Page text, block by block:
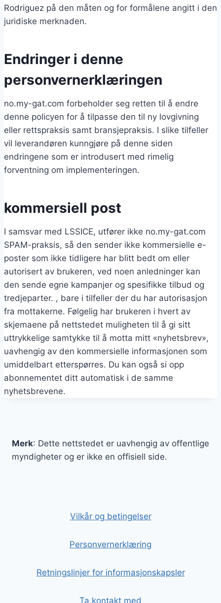
Rodriguez på den måten og for formålene angitt i den
juridiske merknaden.
Endringer i denne
personvernerklæringen
no.my-gat.com forbeholder seg retten til å endre
denne policyen for å tilpasse den til ny lovgivning
eller rettspraksis samt bransjepraksis. I slike tilfeller
vil leverandøren kunngjøre på denne siden
endringene som er introdusert med rimelig
forventning om implementeringen.
kommersiell post
I samsvar med LSSICE, utfører ikke no.my-gat.com
SPAM-praksis, så den sender ikke kommersielle e-
poster som ikke tidligere har blitt bedt om eller
autorisert av brukeren, ved noen anledninger kan
den sende egne kampanjer og spesifikke tilbud og
tredjeparter. , bare i tilfeller der du har autorisasjon
fra mottakerne. Følgelig har brukeren i hvert av
skjemaene på nettstedet muligheten til å gi sitt
uttrykkelige samtykke til å motta mitt «nyhetsbrev»,
uavhengig av den kommersielle informasjonen som
umiddelbart etterspørres. Du kan også si opp
abonnementet ditt automatisk i de samme
nyhetsbrevene.
Merk: Dette nettstedet er uavhengig av offentlige
myndigheter og er ikke en offisiell side.
Vilkår og betingelser
Personvernerklæring
Retningslinjer for informasjonskapsler
Ta kontakt med